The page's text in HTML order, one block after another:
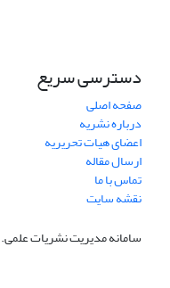
دسترسی سریع
صفحه اصلی
درباره نشریه
اعضای هیات تحریریه
ارسال مقاله
تماس با ما
نقشه سایت
سامانه مدیریت نشریات علمی.